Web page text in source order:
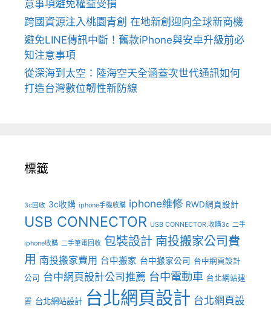
意事項避免權益受損
跨國資源注入桃園青創 在地新創迎向全球新商機
避免LINE傳訊中斷！舊款iPhone與安卓升級前必
知注意事項
從深海到太空：陸海空天全涵蓋次世代通訊如何
打造台灣數位韌性新防線
標籤
3c回收 3c收購 iphone手機收購 iphone維修 RWD網頁設計
USB CONNECTOR USB CONNECTOR.收購3c 二手
iphone收購 二手筆電回收 包裝設計 南投搬家公司費
用 南投搬家費用 台中搬家 台中搬家公司 台中網頁設計
公司 台中網頁設計公司推薦 台中電動車 台北網站建
置 台北網站設計 台北網頁設計 台北網頁設